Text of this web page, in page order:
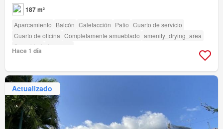
187 m²
Aparcamiento Balcón Calefacción Patio Cuarto de servicio
Cuarto de oficina Completamente amueblado amenity_drying_area
Seguridad
Ascensor
Hace 1 día
Actualizado